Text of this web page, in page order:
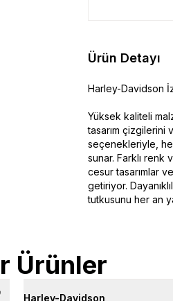
Ürün Detayı
Harley-Davidson
Yüksek kaliteli
tasarım çizgilerini
seçenekleriyle,
sunar. Farklı
cesur tasarımlar
getiriyor.
tutkusunu her an
Ürünler
Harley-Davidson